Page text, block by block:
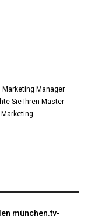
Manager
Sie Ihren Master-
münchen.tv-